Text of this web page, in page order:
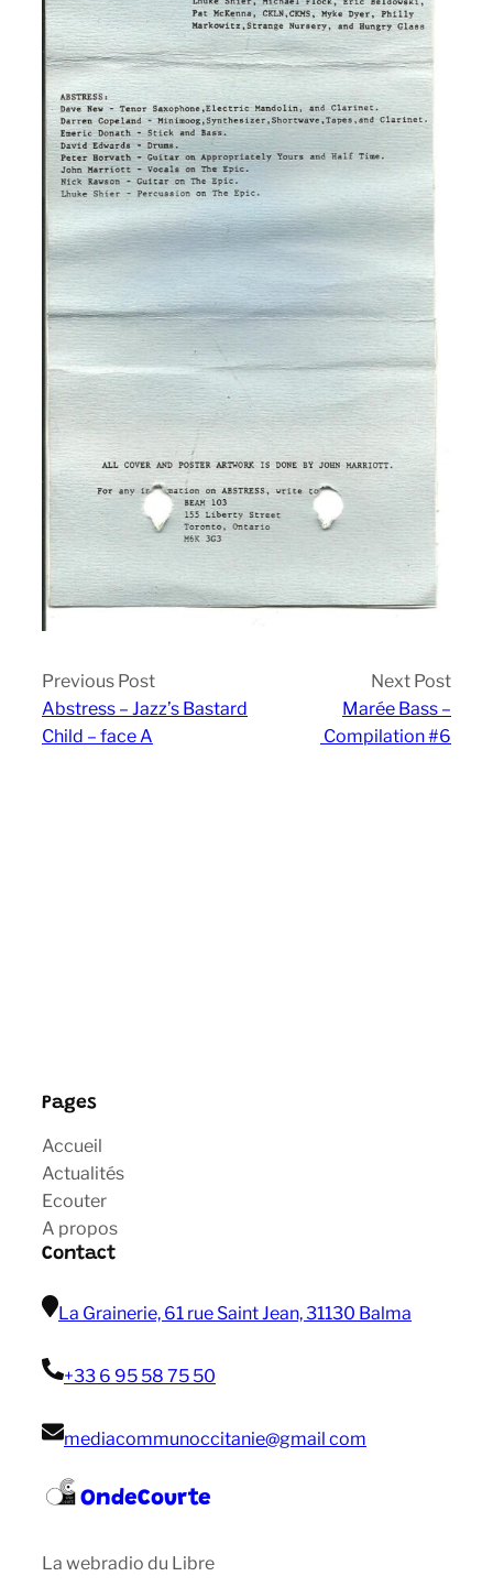
Previous Post
Abstress – Jazz’s Bastard
Child – face A
Next Post
Marée Bass –
Compilation #6
Pages
Accueil
Actualités
Ecouter
A propos
Contact
La Grainerie, 61 rue Saint Jean, 31130 Balma
+33 6 95 58 75 50
mediacommunoccitanie@gmail com
OndeCourte
La webradio du Libre